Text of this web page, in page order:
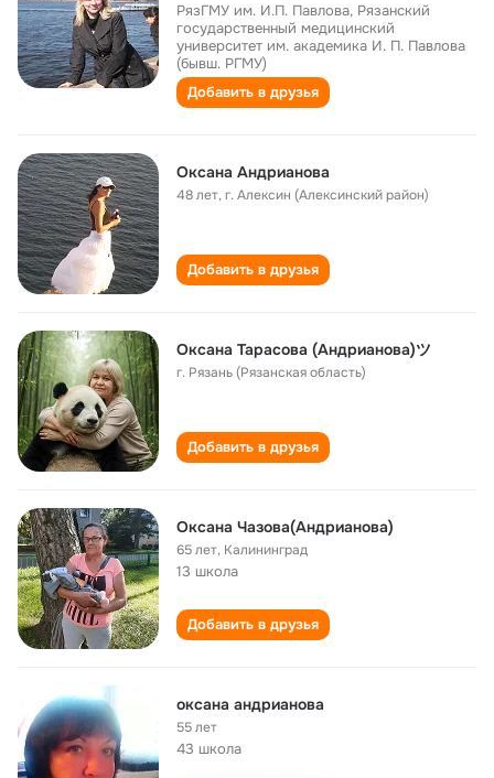
РязГМУ им. И.П. Павлова, Рязанский
государственный медицинский
университет им. академика И. П. Павлова
(бывш. РГМУ)
Добавить в друзья
Оксана Андрианова
48 лет,г. Алексин (Алексинский район)
Добавить в друзья
Оксана Тарасова (Андрианова)ツ
г. Рязань (Рязанская область)
Добавить в друзья
Оксана Чазова(Андрианова)
65 лет, Калининград
13 школа
Добавить в друзья
оксана андрианова
55 лет
43 школа